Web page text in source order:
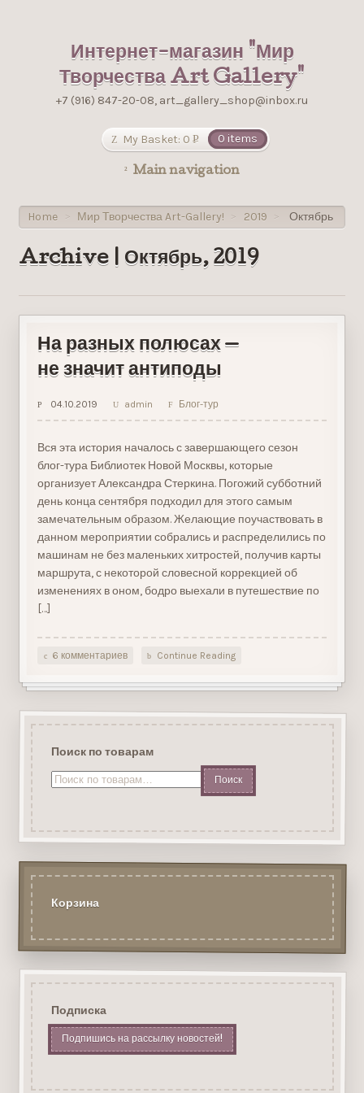
Интернет-магазин "Мир
Творчества Art Gallery"
+7 (916) 847-20-08, art_gallery_shop@inbox.ru
My Basket: 0Р
0 items
Main navigation
Home > Мир Творчества Art-Gallery! > 2019 > Октябрь
Archive | Октябрь, 2019
На разных полюсах —
не значит антиподы
04.10.2019 admin Блог-тур
Вся эта история началось с завершающего сезон
блог-тура Библиотек Новой Москвы, которые
организует Александра Стеркина. Погожий субботний
день конца сентября подходил для этого самым
замечательным образом. Желающие поучаствовать в
данном мероприятии собрались и распределились по
машинам не без маленьких хитростей, получив карты
маршрута, с некоторой словесной коррекцией об
изменениях в оном, бодро выехали в путешествие по
[…]
6 комментариев Continue Reading
Поиск по товарам
Искать:
Корзина
Подписка
Подпишись на рассылку новостей!